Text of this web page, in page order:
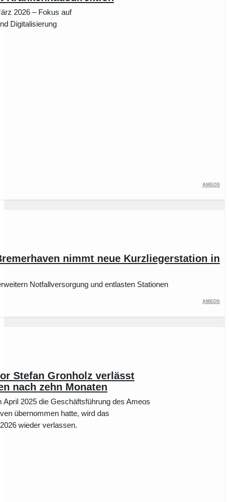
2026 – Fokus auf
Digitalisierung
Ameos
nimmt neue Kurzliegerstation in
Notfallversorgung und entlasten Stationen
Ameos
Stefan Gronholz verlässt
nach zehn Monaten
2025 die Geschäftsführung des Ameos
übernommen hatte, wird das
wieder verlassen.